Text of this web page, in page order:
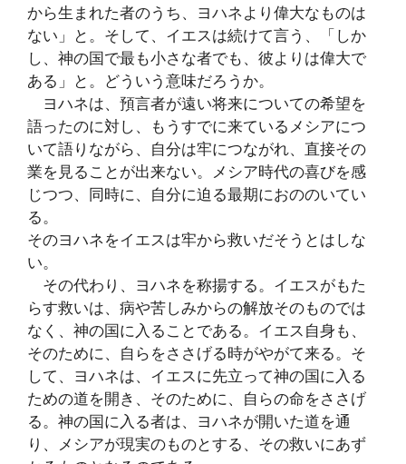
から生まれた者のうち、ヨハネより偉大なものは
ない」と。そして、イエスは続けて言う、「しか
し、神の国で最も小さな者でも、彼よりは偉大で
ある」と。どういう意味だろうか。
ヨハネは、預言者が遠い将来についての希望を
語ったのに対し、もうすでに来ているメシアにつ
いて語りながら、自分は牢につながれ、直接その
業を見ることが出来ない。メシア時代の喜びを感
じつつ、同時に、自分に迫る最期におののいてい
る。
そのヨハネをイエスは牢から救いだそうとはしな
い。
その代わり、ヨハネを称揚する。イエスがもた
らす救いは、病や苦しみからの解放そのものでは
なく、神の国に入ることである。イエス自身も、
そのために、自らをささげる時がやがて来る。そ
して、ヨハネは、イエスに先立って神の国に入る
ための道を開き、そのために、自らの命をささげ
る。神の国に入る者は、ヨハネが開いた道を通
り、メシアが現実のものとする、その救いにあず